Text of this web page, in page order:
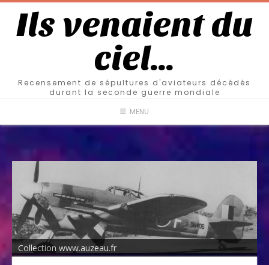
Ils venaient du
ciel…
Recensement de sépultures d'aviateurs décédés
durant la seconde guerre mondiale
MENU
Collection www.auzeau.fr